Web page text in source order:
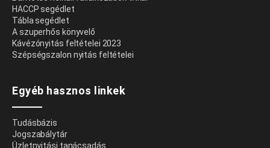
HACCP segédlet
Tábla segédlet
A szuperhős könyvelő
Kávézónyitás feltételei 2023
Szépségszalon nyitás feltételei
Egyéb hasznos linkek
Tudásbázis
Jogszabálytár
Üzletnyitási tanácsadás